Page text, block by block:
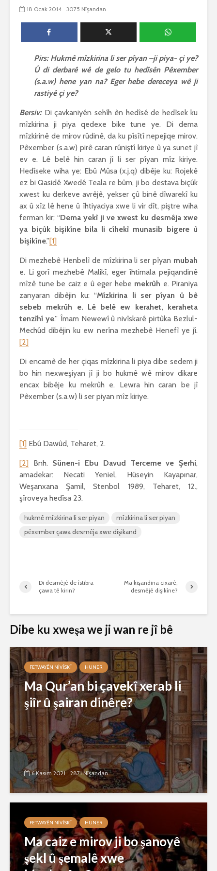
18 Ocak 2014 3075 Nîşandan
Pirs: Hukmê mîzkirina li ser pîyan –ji piya- çi ye?
Û di derbarê wê de gelo tu hedîsên Pêxember
(s.a.w) hene yan na? Eger hebe dereceya wê ji
rastiyê çi ye?
Bersiv: Di çavkaniyên sehîh ên hedîsê de hedîsek ku
mîzkirina ji piya qedexe bike tune ye. Di dema
mîzkirinê de mirov rûdinê, da ku pîsîtî nepejiqe mirov.
Pêxember (s.a.w) pirê caran rûniştî kiriye û ya sunet jî
ev e. Lê belê hin caran jî li ser pîyan mîz kiriye.
Hedîseke wiha ye: Ebû Mûsa (x.j.q) dibêje ku: Rojekê
ez bi Qasidê Xwedê Teala re bûm, ji bo destava biçûk
xwest ku derkeve avrêjê, yekser çû binê dîwarekî ku
ax û xîz lê hene û îhtiyaciya xwe li vir dît, piştre wiha
ferman kir; “Dema yekî ji ve xwest ku desmêja xwe
ya biçûk bişikîne bila li cîhekî munasib bigere û
bişikîne.”[1]
Di mezhebê Henbelî de mîzkirina li ser pîyan mubah
e. Li gorî mezhebê Malikî, eger îhtimala pejiqandinê
mîzê tune be caiz e û eger hebe mekrûh e. Piraniya
zanyaran dibêjin ku: “Mîzkirina li ser pîyan û bê
sebeb mekrûh e. Lê belê ew kerahet, keraheta
tenzîhî ye.” Îmam Newewî û nivîskarê pirtûka Bezlul-
Mechûd dibêjin ku ew nerîna mezhebê Henefî ye jî.
[2]
Di encamê de her çiqas mîzkirina li piya dibe sedem ji
bo hin nexweşiyan jî ji bo hukmê wê mirov dikare
encax bibêje ku mekrûh e. Lewra hin caran be jî
Pêxember (s.a.w) li ser piyan mîz kiriye.
[1] Ebû Dawûd, Teharet, 2.
[2] Bnh. Sünen-i Ebu Davud Terceme veŞerhi,
amadekar: Necati Yeniel, Hüseyin Kayapınar,
Weşanxana Şamil, Stenbol 1989, Teharet, 12.,
şîroveya hedîsa 23.
hukmê mîzkirina li ser piyan
mîzkirina li ser piyan
pêxember çawa desmêja xwe dişikand
Di desmêjê de îstibra
çawa tê kirin?
Ma kişandina cixarê,
desmêjê dişikîne?
Dibe ku xweşa we ji wan re jî bê
FETWAYÊN NIVÎSKÎ HUNER
Ma Qur’an bi çavekî xerab li
şiîr û şairan dinêre?
6 Kasım 2021 2871 Nîşandan
FETWAYÊN NIVÎSKÎ HUNER
Ma caiz e mirov ji bo şanoyê
şekl û şemalê xwe
2556 Nîşandan
Him kişandina
cigareyê him jî
tendirustiya
mirovan bi zirar in.
Gelo hukmê li ser
her duyan wek hev
e?
3077 Nîşandan
teqez
mirov
bike û
çêbike?